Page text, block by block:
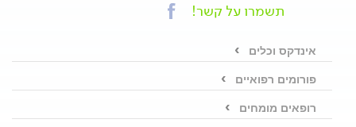
תשמרו על קשר!
אינדקס וכלים
פורומים רפואיים
רופאים מומחים